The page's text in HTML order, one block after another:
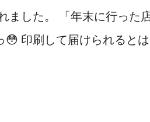
ました。 「年末に行った
印刷して届けられると